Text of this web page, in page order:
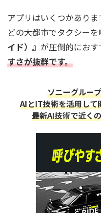
アプリはいくつかあり
どの大都市でタクシーを
イド）』 が圧倒的におす
すさが抜群です。
ソニーグルー
AIとIT技術を活用して
最新AI技術で近く